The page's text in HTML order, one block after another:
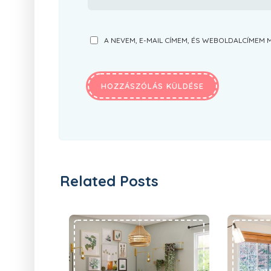
A NEVEM, E-MAIL CÍMEM, ÉS
Related Posts